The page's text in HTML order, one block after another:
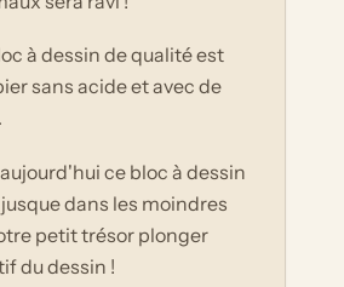
à dessin de qualité est
sans acide et avec de
ce bloc à dessin
dans les moindres
petit trésor plonger
du dessin !